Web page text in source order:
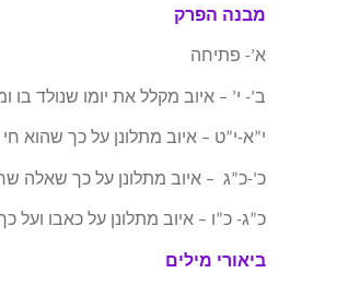
מבנה הפרק
א’- פתיחה
ב’- י’ – איוב מקלל את יומו שנולד
י”א-י”ט – איוב מתלונן על כך שהוא
כ’-כ”ג – איוב מתלונן על כך שאלה
כ”ג- כ”ו – איוב מתלונן על כאבו
ביאורי מילים